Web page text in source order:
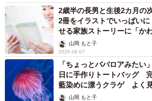
2歳半の長男と生後2カ月
2冊をイラストでいっぱい
せる家族ストーリーに「か
山岡 もと子
2026.08.07
「ちょっとババロアみたい
日に手作りトートバッグ
藍染めに漂うクラゲ よく
ごい」山岡 もと子